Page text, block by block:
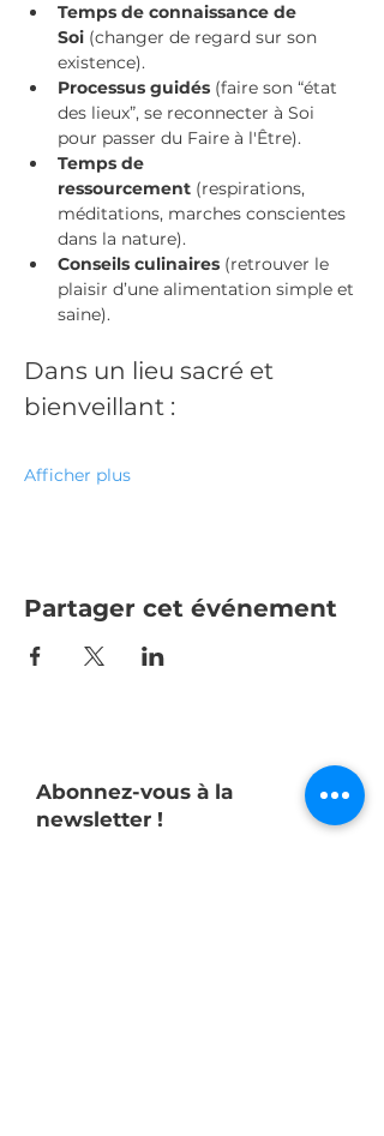
Temps de connaissance de
Soi (changer de regard sur son
existence).
Processus guidés (faire son “état
des lieux”, se reconnecter à Soi
pour passer du Faire à l'Être).
Temps de
ressourcement (respirations,
méditations, marches conscientes
dans la nature).
Conseils culinaires (retrouver le
plaisir d’une alimentation simple et
saine).
Dans un lieu sacré et
bienveillant :
Afficher plus
Partager cet événement
Abonnez-vous à la
newsletter !